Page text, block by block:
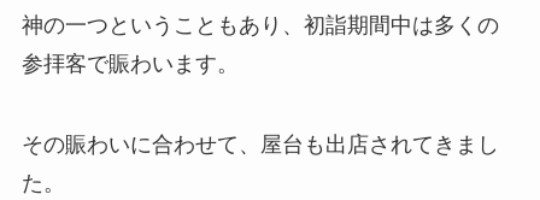
神の一つということもあり、初詣期間中は多くの
参拝客で賑わいます。
その賑わいに合わせて、屋台も出店されてきまし
た。